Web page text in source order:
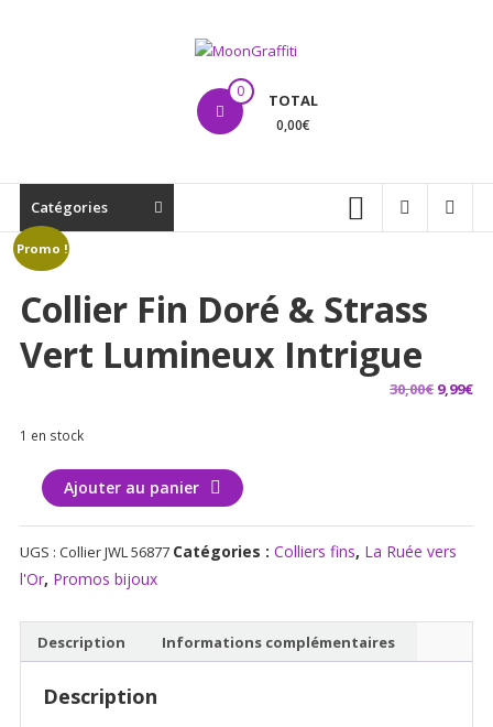
MoonGraffiti 0 TOTAL
0,00€
Catégories
Promo !
Collier Fin Doré & Strass
Vert Lumineux Intrigue
30,00€ Le
9,99€Le
1 en stock
quantité
Collier
fin
doré
vert
Intrigue
Ajouter au panier
UGS : Collier JWL 56877 Catégories : Colliers fins, La Ruée vers
l'Or, Promos bijoux
Description Informations complémentaires
Description